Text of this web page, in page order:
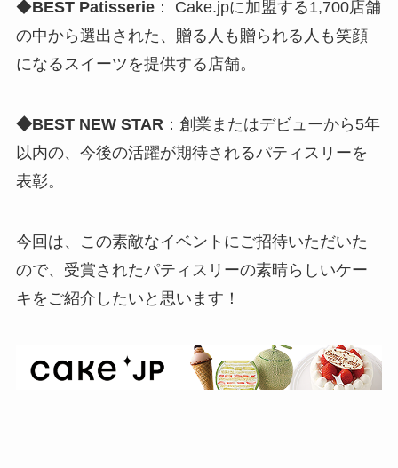
◆BEST Patisserie： Cake.jpに加盟する1,700店舗
の中から選出された、贈る人も贈られる人も笑顔
になるスイーツを提供する店舗。
◆BEST NEW STAR ：創業またはデビューから5年
以内の、今後の活躍が期待されるパティスリーを
表彰。
今回は、この素敵なイベントにご招待いただいた
ので、受賞されたパティスリーの素晴らしいケー
キをご紹介したいと思います！